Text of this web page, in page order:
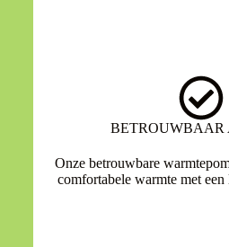
BETROUWBAAR
Onze betrouwbare
comfortabele warmte met